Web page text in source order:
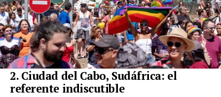
2. Ciudad del Cabo, Sudáfrica: el
referente indiscutible